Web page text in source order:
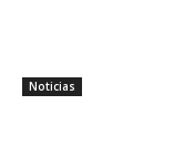
Noticias